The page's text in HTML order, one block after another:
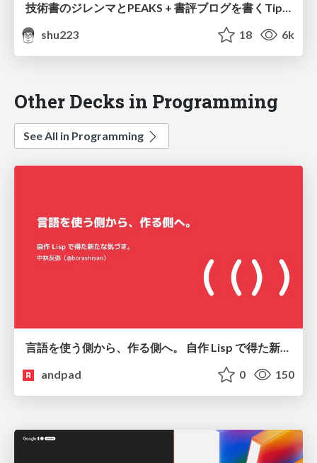
技術書のジレンマとPEAKS + 書評ブログを書くTips #iOS11book
shu223
18 6k
Other Decks in Programming
See All in Programming
andpad
0 150